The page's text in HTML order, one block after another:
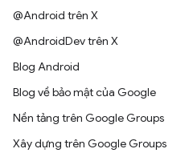
@Android trên X
@AndroidDev trên X
Blog Android
Blog về bảo mật của Google
Nền tảng trên Google Groups
Xây dựng trên Google Groups